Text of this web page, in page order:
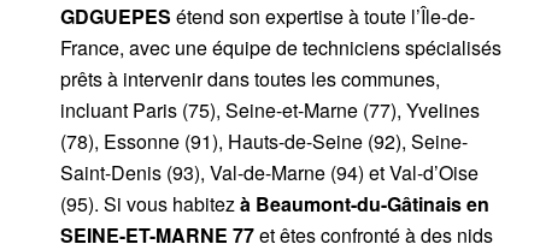
GDGUEPES étend son expertise à toute l’Île-de-
France, avec une équipe de techniciens spécialisés
prêts à intervenir dans toutes les communes,
incluant Paris (75), Seine-et-Marne (77), Yvelines
(78), Essonne (91), Hauts-de-Seine (92), Seine-
Saint-Denis (93), Val-de-Marne (94) et Val-d’Oise
(95). Si vous habitez à Beaumont-du-Gâtinaisen
SEINE-ET-MARNE 77et êtes confronté à des nids